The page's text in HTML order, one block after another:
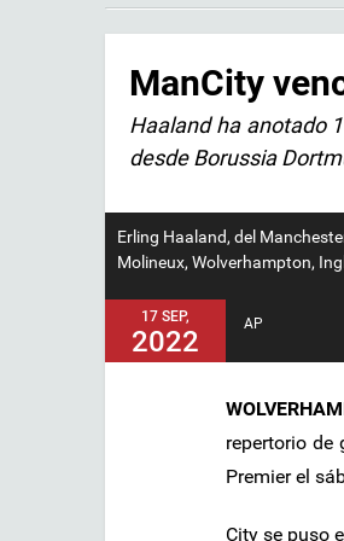
ManCity
Haaland ha anotado
desde Borussia
Erling Haaland, del
Molineux, Wolverhampton,
17 SEP,
2022
AP
repertorio de
Premier el
City se puso